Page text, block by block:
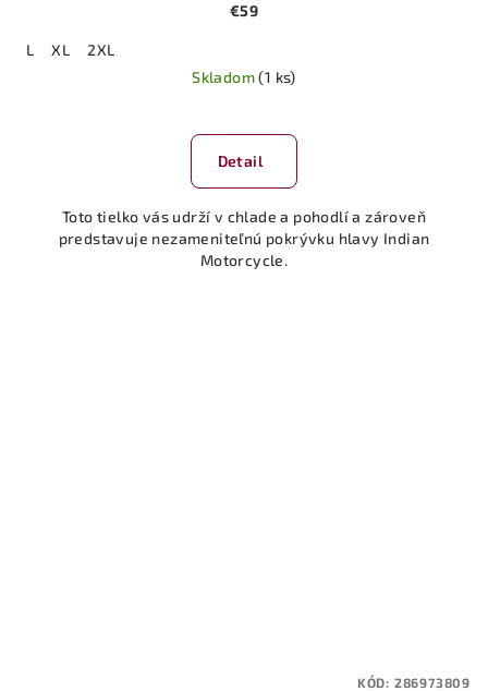
€59
L XL
2XL
Skladom(1 ks)
hodnotenie
produktu
z
5
hviezdičiek.
Detail
Toto tielko vás udrží v chlade a pohodlí a zároveň
predstavuje nezameniteľnú pokrývku hlavy Indian
Motorcycle.
KÓD: 286973809